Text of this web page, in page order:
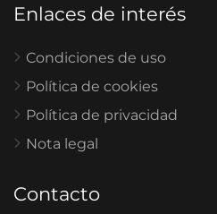
Enlaces de interés
Condiciones de uso
Política de cookies
Política de privacidad
Nota legal
Contacto